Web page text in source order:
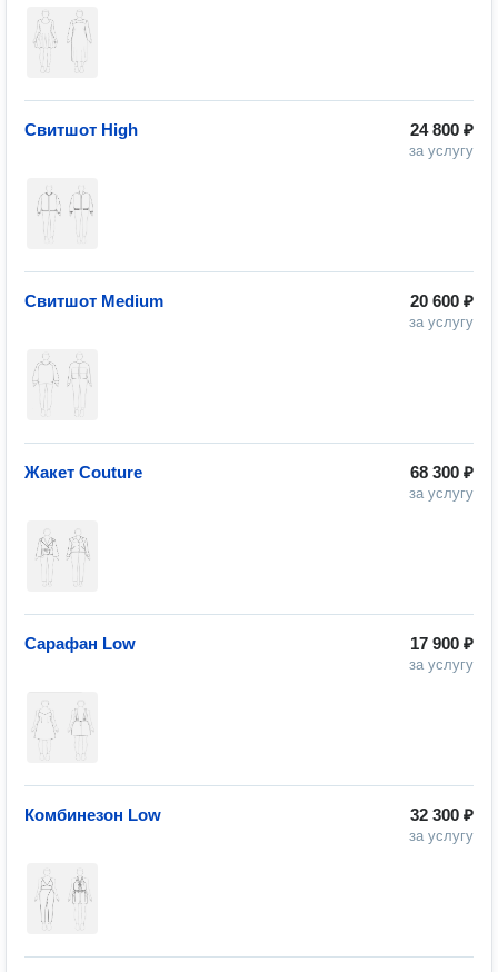
24 800 ₽
за услугу
Свитшот High
20 600 ₽
за услугу
Свитшот Medium
68 300 ₽
за услугу
Жакет Couture
17 900 ₽
за услугу
Сарафан Low
32 300 ₽
за услугу
Комбинезон Low